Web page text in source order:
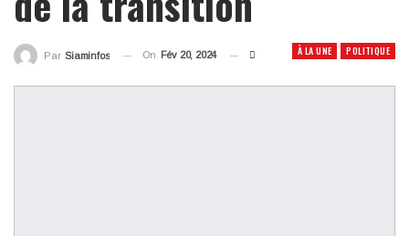
À LA UNE POLITIQUE
Par Siaminfos On Fév 20, 2024